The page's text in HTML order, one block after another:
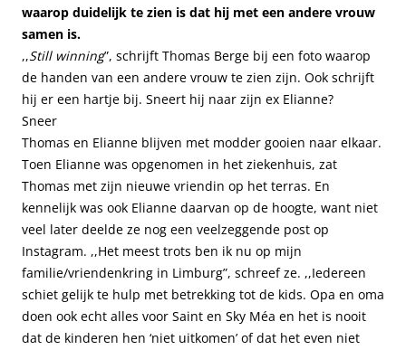
waarop duidelijk te zien is dat hij met een andere vrouw
samen is.
,,Still winning”, schrijft Thomas Berge bij een foto waarop
de handen van een andere vrouw te zien zijn. Ook schrijft
hij er een hartje bij. Sneert hij naar zijn ex Elianne?
Sneer
Thomas en Elianne blijven met modder gooien naar elkaar.
Toen Elianne was opgenomen in het ziekenhuis, zat
Thomas met zijn nieuwe vriendin op het terras. En
kennelijk was ook Elianne daarvan op de hoogte, want niet
veel later deelde ze nog een veelzeggende post op
Instagram. ,,Het meest trots ben ik nu op mijn
familie/vriendenkring in Limburg”, schreef ze. ,,Iedereen
schiet gelijk te hulp met betrekking tot de kids. Opa en oma
doen ook echt alles voor Saint en Sky Méa en het is nooit
dat de kinderen hen ‘niet uitkomen’ of dat het even niet